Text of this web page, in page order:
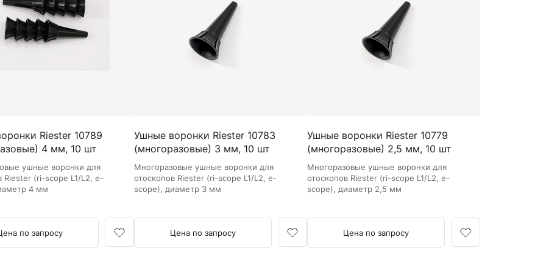
Камертоны и наборы
Камертоны
Наборы камертонов
Аксессуары для komprimeter
Манжеты для komprimeter
Пневможгуты komprimeter
Пульсоксиметры ri-fox N
Термометры и аксессуары
Кровоостанавливающие жгуты
Аксессуары для ларингоскопов
Отоскопы
Ушные воронки для отоскопов
Приборы для внутривенного вливания под
давлением
Приборы для инфузий Metpak
Riester 10789
4 мм, 10 шт
ушные воронки для
Riester (ri-scope L1/L2, e-
4 мм
по запросу
Ушные воронки Riester 10783
(многоразовые) 3 мм, 10 шт
Многоразовые ушные воронки для
отоскопов Riester (ri-scope L1/L2, e-
scope), диаметр 3 мм
Цена по запросу
Ушные воронки Riester 10779
(многоразовые) 2,5 мм, 10 шт
Многоразовые ушные воронки для
отоскопов Riester (ri-scope L1/L2, e-
scope), диаметр 2,5 мм
Цена по запросу